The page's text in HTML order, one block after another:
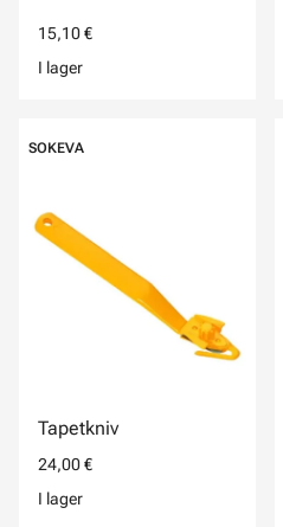
15,10 €
I lager
SOKEVA
Tapetkniv
24,00 €
I lager